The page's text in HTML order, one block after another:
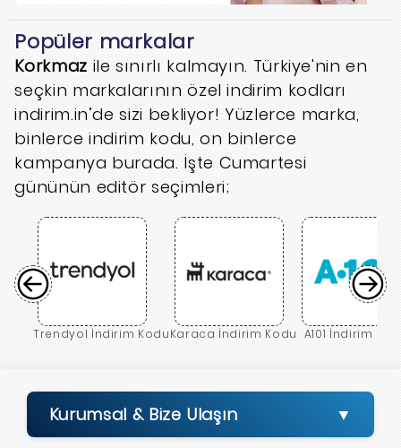
Popüler markalar
Korkmaz ile sınırlı kalmayın. Türkiye'nin en
seçkin markalarının özel indirim kodları
indirim.in’de sizi bekliyor! Yüzlerce marka,
binlerce indirim kodu, on binlerce
kampanya burada. İşte Cumartesi
gününün editör seçimleri;
Trendyol İndirim KoduKaraca İndirim Kodu A101 İndirim
Kurumsal & Bize Ulaşın